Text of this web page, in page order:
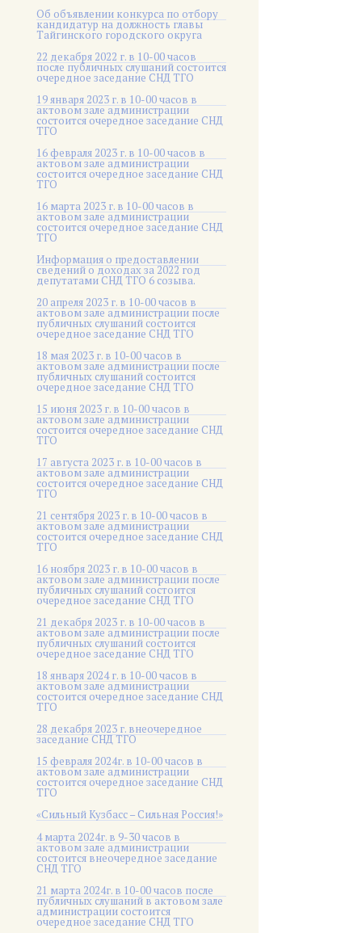
Об объявлении конкурса по отбору
кандидатур на должность главы
Тайгинского городского округа
22 декабря 2022 г. в 10-00 часов
после публичных слушаний состоится
очередное заседание СНД ТГО
19 января 2023 г. в 10-00 часов в
актовом зале администрации
состоится очередное заседание СНД
ТГО
16 февраля 2023 г. в 10-00 часов в
актовом зале администрации
состоится очередное заседание СНД
ТГО
16 марта 2023 г. в 10-00 часов в
актовом зале администрации
состоится очередное заседание СНД
ТГО
Информация о предоставлении
сведений о доходах за 2022 год
депутатами СНД ТГО 6 созыва.
20 апреля 2023 г. в 10-00 часов в
актовом зале администрации после
публичных слушаний состоится
очередное заседание СНД ТГО
18 мая 2023 г. в 10-00 часов в
актовом зале администрации после
публичных слушаний состоится
очередное заседание СНД ТГО
15 июня 2023 г. в 10-00 часов в
актовом зале администрации
состоится очередное заседание СНД
ТГО
17 августа 2023 г. в 10-00 часов в
актовом зале администрации
состоится очередное заседание СНД
ТГО
21 сентября 2023 г. в 10-00 часов в
актовом зале администрации
состоится очередное заседание СНД
ТГО
16 ноября 2023 г. в 10-00 часов в
актовом зале администрации после
публичных слушаний состоится
очередное заседание СНД ТГО
21 декабря 2023 г. в 10-00 часов в
актовом зале администрации после
публичных слушаний состоится
очередное заседание СНД ТГО
18 января 2024 г. в 10-00 часов в
актовом зале администрации
состоится очередное заседание СНД
ТГО
28 декабря 2023 г. внеочередное
заседание СНД ТГО
15 февраля 2024г. в 10-00 часов в
актовом зале администрации
состоится очередное заседание СНД
ТГО
«Сильный Кузбасс – Сильная Россия!»
4 марта 2024г. в 9-30 часов в
актовом зале администрации
состоится внеочередное заседание
СНД ТГО
21 марта 2024г. в 10-00 часов после
публичных слушаний в актовом зале
администрации состоится
очередное заседание СНД ТГО